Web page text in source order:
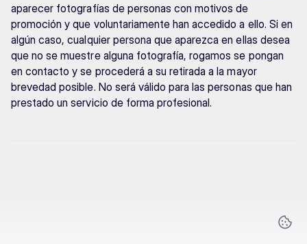
aparecer fotografías de personas con motivos de
promoción y que voluntariamente han accedido a ello. Si en
algún caso, cualquier persona que aparezca en ellas desea
que no se muestre alguna fotografía, rogamos se pongan
en contacto y se procederá a su retirada a la mayor
brevedad posible. No será válido para las personas que han
prestado un servicio de forma profesional.